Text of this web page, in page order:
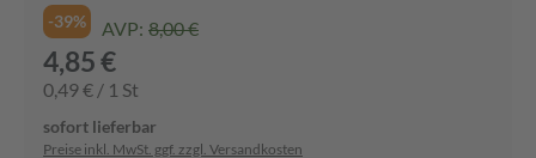
-39% AVP: 8,00 €
4,85 €
0,49 € / 1 St
sofort lieferbar
Preise inkl. MwSt. ggf. zzgl. Versandkosten